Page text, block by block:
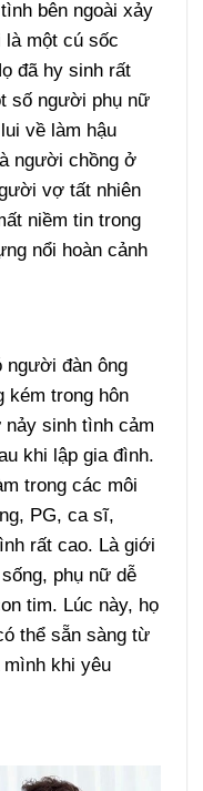
bên ngoài xảy
là một cú sốc
đã hy sinh rất
số người phụ nữ
về làm hậu
người chồng ở
vợ tất nhiên
niềm tin trong
nổi hoàn cảnh
đàn ông
kém trong hôn
nảy sinh tình cảm
khi lập gia đình.
trong các môi
PG, ca sĩ,
rất cao. Là giới
phụ nữ dễ
tim. Lúc này, họ
thể sẵn sàng từ
khi yêu